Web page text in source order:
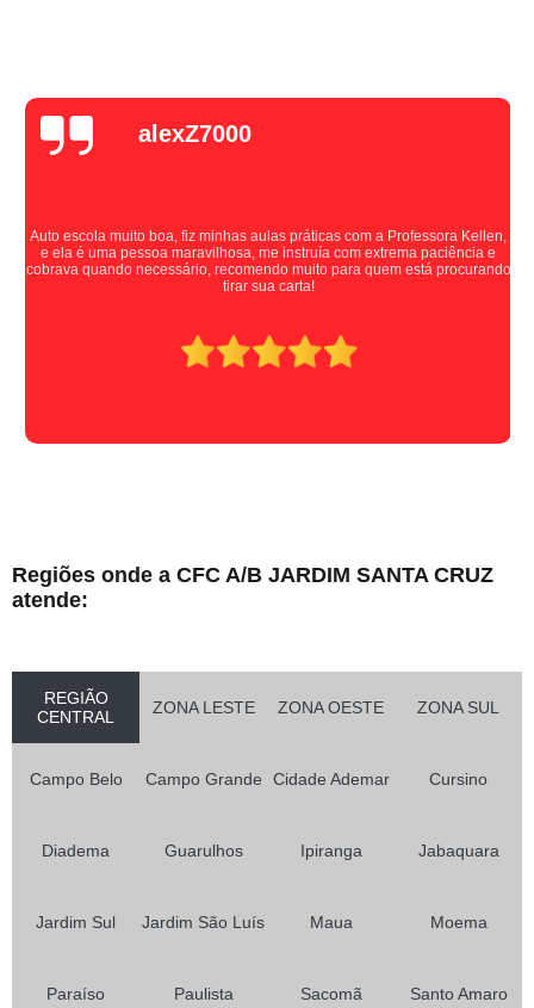
alexZ7000
Auto escola muito boa, fiz minhas aulas práticas com a Professora Kellen,
e ela é uma pessoa maravilhosa, me instruía com extrema paciência e
cobrava quando necessário, recomendo muito para quem está procurando
tirar sua carta!
Regiões onde a CFC A/B JARDIM SANTA CRUZ
atende:
REGIÃO
CENTRAL
ZONA LESTE ZONA OESTE ZONA SUL
Campo Belo Campo Grande Cidade Ademar Cursino
Diadema Guarulhos Ipiranga Jabaquara
Jardim Sul Jardim São Luís Maua Moema
Paraíso Paulista Sacomã Santo Amaro